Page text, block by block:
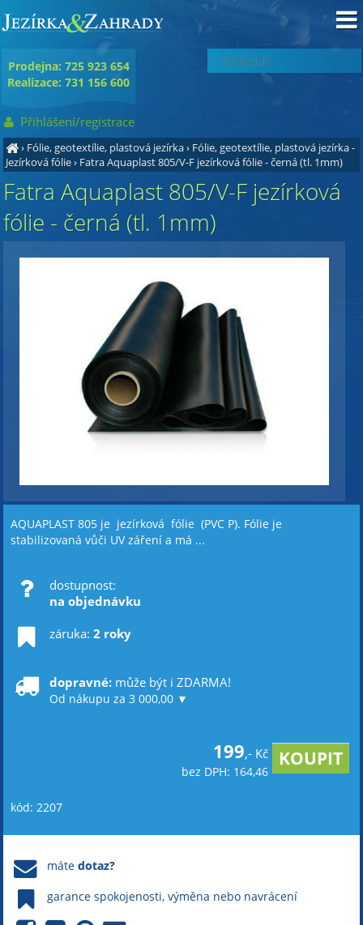
› Fólie, geotextílie, plastová jezírka› Fólie, geotextílie, plastová jezírka -
Jezírková fólie› Fatra Aquaplast 805/V-F jezírková fólie - černá (tl. 1mm)
Fatra Aquaplast 805/V-F jezírková
fólie - černá (tl. 1mm)
AQUAPLAST 805 je jezírková fólie (PVC P). Fólie je
stabilizovaná vůči UV záření a má ...
dostupnost:
na objednávku
záruka: 2 roky
dopravné: může být i ZDARMA!
Od nákupu za 3 000,00 ▼
199,- Kč
bez DPH: 164,46
kód: 2207
mátedotaz?
garance spokojenosti, výměna nebo navrácení
Prodejna: 725 923 654
Realizace: 731 156 600
Přihlášení/registrace